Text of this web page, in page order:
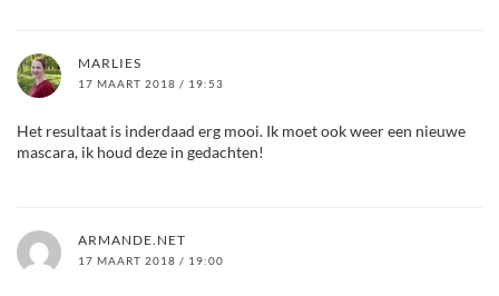
MARLIES
17 MAART 2018 / 19:53
Het resultaat is inderdaad erg mooi. Ik moet ook weer een nieuwe
mascara, ik houd deze in gedachten!
ARMANDE.NET
17 MAART 2018 / 19:00